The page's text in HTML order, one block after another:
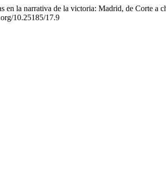
en la narrativa de la victoria: Madrid, de Corte
10.25185/17.9